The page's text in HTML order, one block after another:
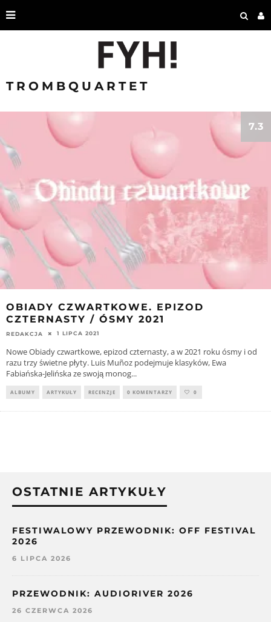
TROMBQUARTET
7.3
OBIADY CZWARTKOWE. EPIZOD
CZTERNASTY / ÓSMY 2021
REDAKCJA 1 LIPCA 2021
Nowe Obiady czwartkowe, epizod czternasty, a w 2021 roku ósmy i od
razu trzy świetne płyty. Luis Muñoz podejmuje klasyków, Ewa
Fabiańska-Jelińska ze swoją monog...
ALBUMY ARTYKUŁY RECENZJE 0 KOMENTARZY 0
OSTATNIE ARTYKUŁY
FESTIWALOWY PRZEWODNIK: OFF FESTIVAL
2026
6 LIPCA 2026
PRZEWODNIK: AUDIORIVER 2026
26 CZERWCA 2026